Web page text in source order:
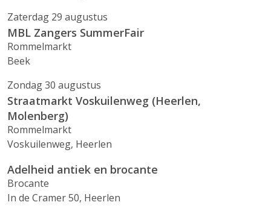
Zaterdag 29 augustus
MBL Zangers SummerFair
Rommelmarkt
Beek
Zondag 30 augustus
Straatmarkt Voskuilenweg (Heerlen,
Molenberg)
Rommelmarkt
Voskuilenweg, Heerlen
Adelheid antiek en brocante
Brocante
In de Cramer 50, Heerlen